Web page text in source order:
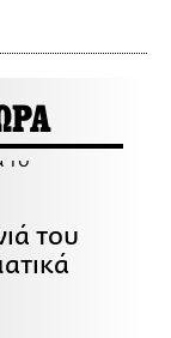
του